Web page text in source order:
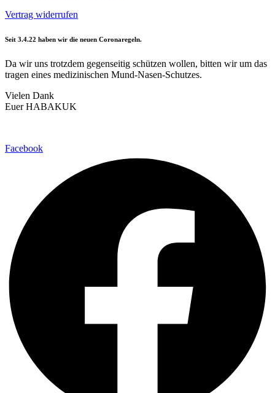
Vertrag widerrufen
Seit 3.4.22 haben wir die neuen Coronaregeln.
Da wir uns trotzdem gegenseitig schützen wollen, bitten wir um das
tragen eines medizinischen Mund-Nasen-Schutzes.
Vielen Dank
Euer HABAKUK
Facebook